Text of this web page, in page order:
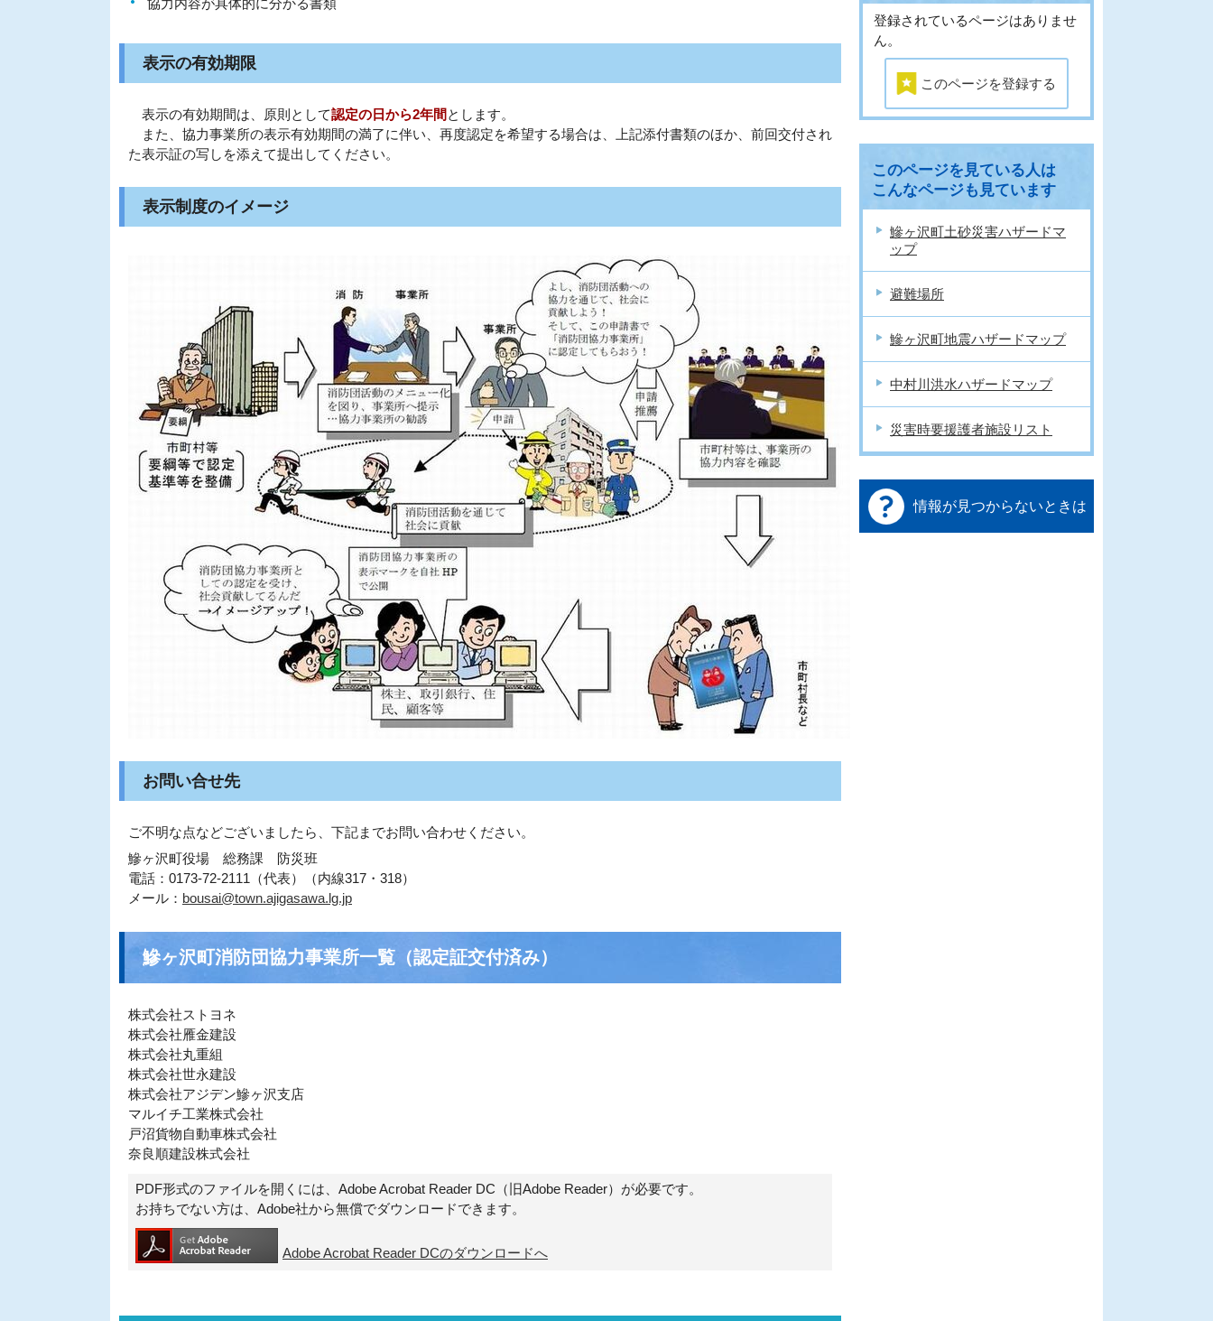
協力内容が具体的に分かる書類
表示の有効期限
表示の有効期間は、原則として認定の日から2年間 とします。
また、協力事業所の表示有効期間の満了に伴い、再度認定を希望する場合は、上記添付書類のほか、前回交付され
た表示証の写しを添えて提出してください。
表示制度のイメージ
お問い合せ先
ご不明な点などございましたら、下記までお問い合わせください。
鰺ヶ沢町役場 総務課 防災班
電話：0173-72-2111（代表）（内線317・318）
メール： bousai@town.ajigasawa.lg.jp
鰺ヶ沢町消防団協力事業所一覧（認定証交付済み）
株式会社ストヨネ
株式会社雁金建設
株式会社丸重組
株式会社世永建設
株式会社アジデン鰺ヶ沢支店
マルイチ工業株式会社
戸沼貨物自動車株式会社
奈良順建設株式会社
PDF形式のファイルを開くには、Adobe Acrobat Reader DC（旧Adobe Reader）が必要です。
お持ちでない方は、Adobe社から無償でダウンロードできます。
Adobe Acrobat Reader DCのダウンロードへ
登録されているページはありませ
ん。
このページを登録する
このページを見ている人は
こんなページも見ています
鰺ヶ沢町土砂災害ハザードマ
ップ
避難場所
鰺ヶ沢町地震ハザードマップ
中村川洪水ハザードマップ
災害時要援護者施設リスト
情報が見つからないときは